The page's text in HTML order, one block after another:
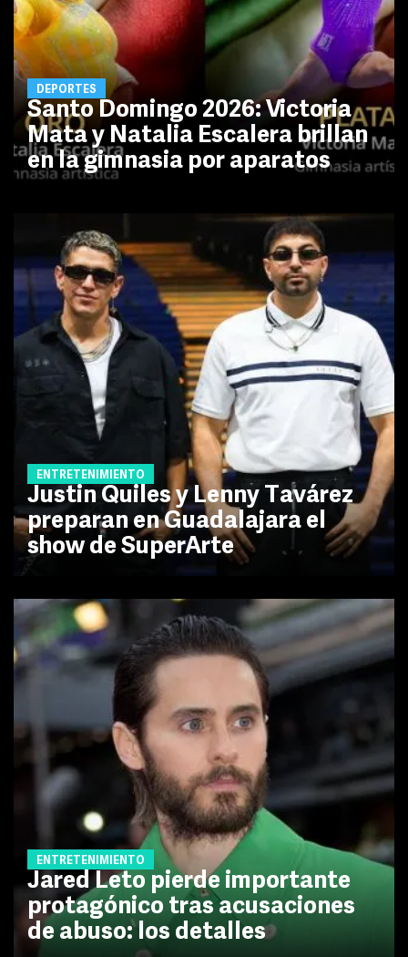
DEPORTES
Santo Domingo 2026: Victoria
Mata y Natalia Escalera brillan
en la gimnasia por aparatos
ENTRETENIMIENTO
Justin Quiles y Lenny Tavárez
preparan en Guadalajara el
show de SuperArte
ENTRETENIMIENTO
Jared Leto pierde importante
protagónico tras acusaciones
de abuso: los detalles